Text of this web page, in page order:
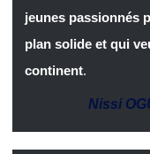
jeunes passionnés
plan solide et qui
continent.
Nissi